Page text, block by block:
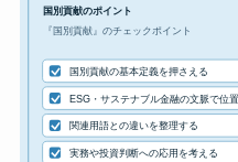
国別貢献のポイント
『国別貢献』のチェックポイント
国別貢献の基本定義を押さえる
ESG・サステナブル金融の文脈で位
関連用語との違いを整理する
実務や投資判断への応用を考える